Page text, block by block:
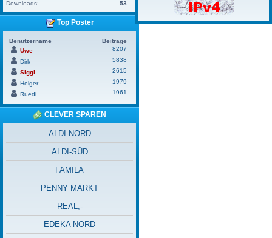
Downloads:
53
Top Poster
Benutzername
Beiträge
Uwe
8207
Dirk
5838
Siggi
2615
Holger
1979
Ruedi
1961
CLEVER SPAREN
ALDI-NORD
ALDI-SÜD
FAMILA
PENNY MARKT
REAL,-
EDEKA NORD